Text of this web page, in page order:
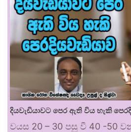
දියවැඩියාවට පෙර ඇති විය හැකි
වයස 20 – 30 පසු වී 40 -50